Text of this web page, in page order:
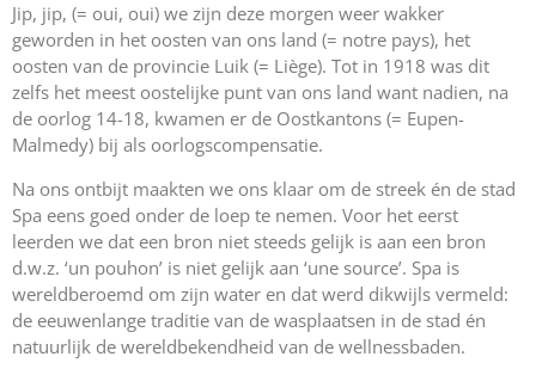
Jip, jip, (= oui, oui) we zijn deze morgen weer wakker
geworden in het oosten van ons land (= notre pays), het
oosten van de provincie Luik (= Liège). Tot in 1918 was dit
zelfs het meest oostelijke punt van ons land want nadien, na
de oorlog 14-18, kwamen er de Oostkantons (= Eupen-
Malmedy) bij als oorlogscompensatie.
Na ons ontbijt maakten we ons klaar om de streek én de stad
Spa eens goed onder de loep te nemen. Voor het eerst
leerden we dat een bron niet steeds gelijk is aan een bron
d.w.z. ‘un pouhon’ is niet gelijk aan ‘une source’. Spa is
wereldberoemd om zijn water en dat werd dikwijls vermeld:
de eeuwenlange traditie van de wasplaatsen in de stad én
natuurlijk de wereldbekendheid van de wellnessbaden.